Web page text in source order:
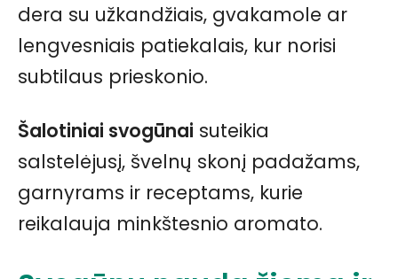
dera su užkandžiais, gvakamole ar
lengvesniais patiekalais, kur norisi
subtilaus prieskonio.
Šalotiniai svogūnai suteikia
salstelėjusį, švelnų skonį padažams,
garnyrams ir receptams, kurie
reikalauja minkštesnio aromato.